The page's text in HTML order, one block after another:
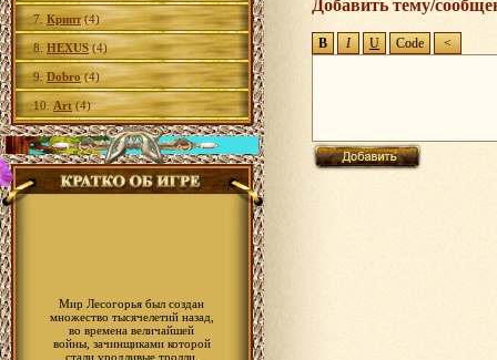
7. Крипт(4)
8. HEXUS(4)
9. Dobro(4)
10. Art (4)
Мир Лесогорья был создан
множество тысячелетий назад,
во времена величайшей
войны, зачинщиками которой
стали уродливые тролли.
Добавить тему/